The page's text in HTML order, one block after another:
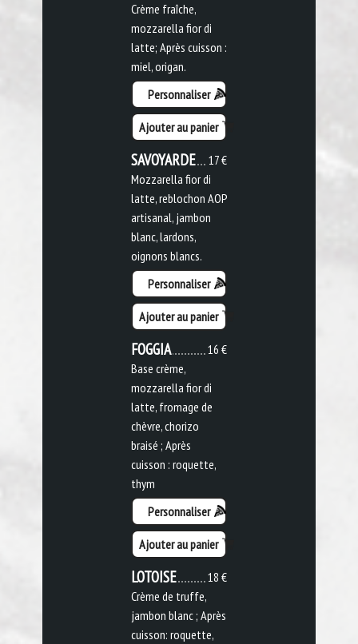
Crème fraîche,
mozzarella fior di
latte; Après cuisson :
miel, origan.
Personnaliser
Ajouter au panier
17 €
SAVOYARDE
Mozzarella fior di
latte, reblochon AOP
artisanal, jambon
blanc, lardons,
oignons blancs.
Personnaliser
Ajouter au panier
16 €
FOGGIA
Base crème,
mozzarella fior di
latte, fromage de
chèvre, chorizo
braisé ; Après
cuisson : roquette,
thym
Personnaliser
Ajouter au panier
18 €
LOTOISE
Crème de truffe,
jambon blanc ; Après
cuisson: roquette,